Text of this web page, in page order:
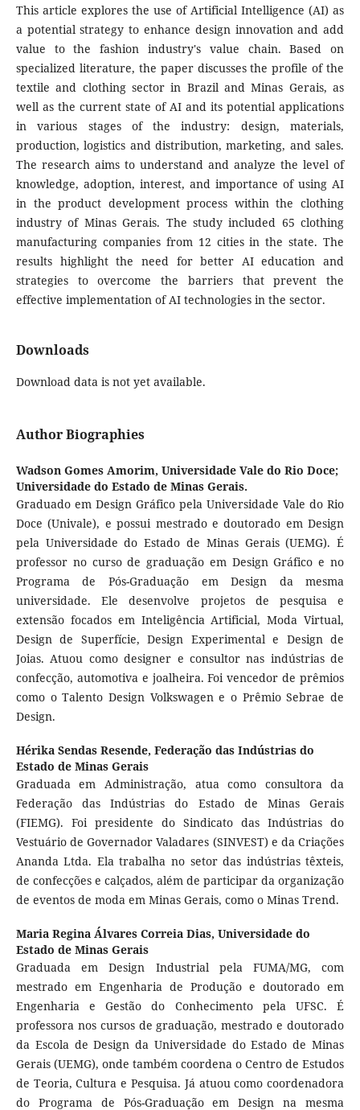
This article explores the use of Artificial Intelligence (AI) as
a potential strategy to enhance design innovation and add
value to the fashion industry's value chain. Based on
specialized literature, the paper discusses the profile of the
textile and clothing sector in Brazil and Minas Gerais, as
well as the current state of AI and its potential applications
in various stages of the industry: design, materials,
production, logistics and distribution, marketing, and sales.
The research aims to understand and analyze the level of
knowledge, adoption, interest, and importance of using AI
in the product development process within the clothing
industry of Minas Gerais. The study included 65 clothing
manufacturing companies from 12 cities in the state. The
results highlight the need for better AI education and
strategies to overcome the barriers that prevent the
effective implementation of AI technologies in the sector.
Downloads
Download data is not yet available.
Author Biographies
Wadson Gomes Amorim, Universidade Vale do Rio Doce;
Universidade do Estado de Minas Gerais.
Graduado em Design Gráfico pela Universidade Vale do Rio
Doce (Univale), e possui mestrado e doutorado em Design
pela Universidade do Estado de Minas Gerais (UEMG). É
professor no curso de graduação em Design Gráfico e no
Programa de Pós-Graduação em Design da mesma
universidade. Ele desenvolve projetos de pesquisa e
extensão focados em Inteligência Artificial, Moda Virtual,
Design de Superfície, Design Experimental e Design de
Joias. Atuou como designer e consultor nas indústrias de
confecção, automotiva e joalheira. Foi vencedor de prêmios
como o Talento Design Volkswagen e o Prêmio Sebrae de
Design.
Hérika Sendas Resende, Federação das Indústrias do
Estado de Minas Gerais
Graduada em Administração, atua como consultora da
Federação das Indústrias do Estado de Minas Gerais
(FIEMG). Foi presidente do Sindicato das Indústrias do
Vestuário de Governador Valadares (SINVEST) e da Criações
Ananda Ltda. Ela trabalha no setor das indústrias têxteis,
de confecções e calçados, além de participar da organização
de eventos de moda em Minas Gerais, como o Minas Trend.
Maria Regina Álvares Correia Dias, Universidade do
Estado de Minas Gerais
Graduada em Design Industrial pela FUMA/MG, com
mestrado em Engenharia de Produção e doutorado em
Engenharia e Gestão do Conhecimento pela UFSC. É
professora nos cursos de graduação, mestrado e doutorado
da Escola de Design da Universidade do Estado de Minas
Gerais (UEMG), onde também coordena o Centro de Estudos
de Teoria, Cultura e Pesquisa. Já atuou como coordenadora
do Programa de Pós-Graduação em Design na mesma